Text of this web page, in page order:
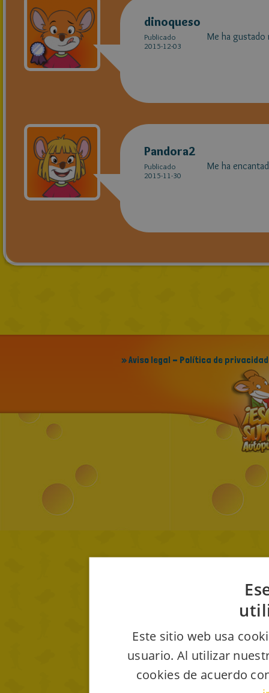
dinoqueso
Publicado
2015-12-03
Me ha gustado
Pandora2
Publicado
2015-11-30
Me ha
» Aviso legal - Política de privacidad
Este sitio web usa
usuario. Al utilizar
cookies de acuerdo